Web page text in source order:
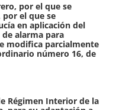
por el que se
por el que se
en aplicación del
de alarma para
modifica parcialmente
número 16, de
Régimen Interior de la